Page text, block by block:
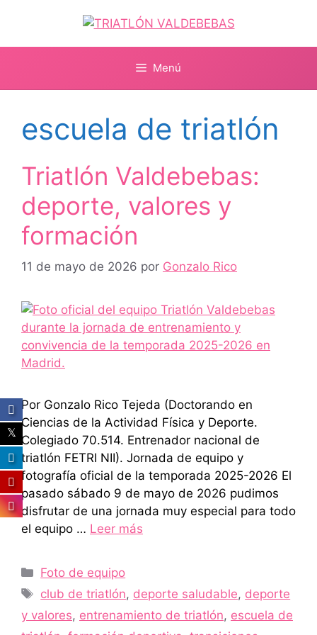
contenido
Menú
escuela de triatlón
Triatlón Valdebebas:
deporte, valores y
formación
11 de mayo de 2026 por Gonzalo Rico
Por Gonzalo Rico Tejeda (Doctorando en
Ciencias de la Actividad Física y Deporte.
Colegiado 70.514. Entrenador nacional de
triatlón FETRI NII). Jornada de equipo y
fotografía oficial de la temporada 2025-2026 El
pasado sábado 9 de mayo de 2026 pudimos
disfrutar de una jornada muy especial para todo
el equipo … Leer más
Categorías
Foto de equipo
Etiquetas
club de triatlón, deporte saludable, deporte
y valores, entrenamiento de triatlón, escuela de